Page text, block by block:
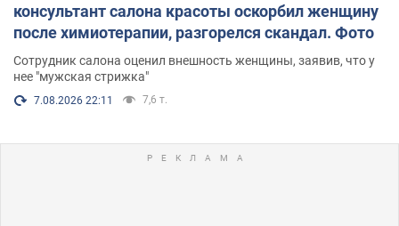
консультант салона красоты оскорбил женщину
после химиотерапии, разгорелся скандал. Фото
Сотрудник салона оценил внешность женщины, заявив, что у
нее "мужская стрижка"
7.08.2026 22:11 7,6 т.